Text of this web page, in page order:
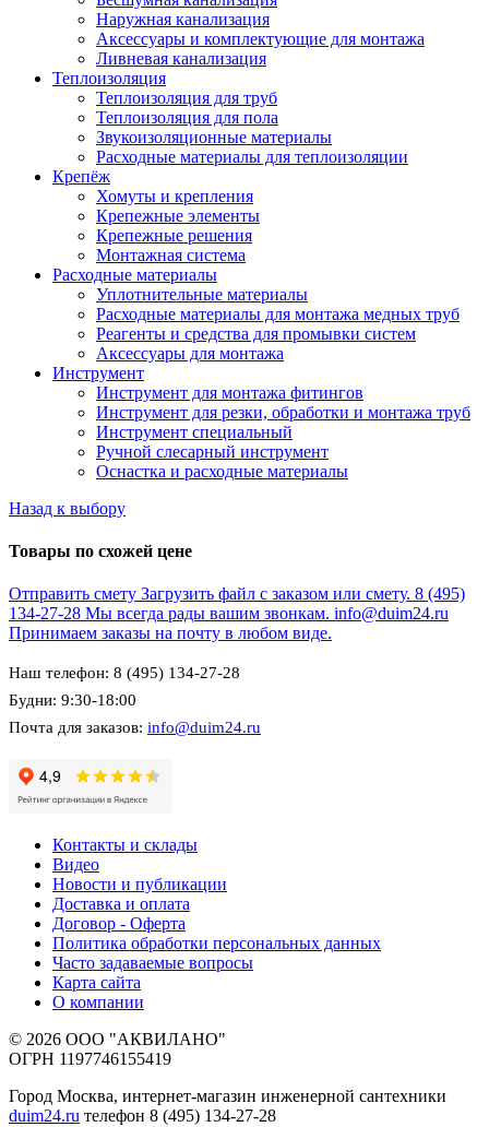
Наружная канализация
Аксессуары и комплектующие для монтажа
Ливневая канализация
Теплоизоляция
Теплоизоляция для труб
Теплоизоляция для пола
Звукоизоляционные материалы
Расходные материалы для теплоизоляции
Крепёж
Хомуты и крепления
Крепежные элементы
Крепежные решения
Монтажная система
Расходные материалы
Уплотнительные материалы
Расходные материалы для монтажа медных труб
Реагенты и средства для промывки систем
Аксессуары для монтажа
Инструмент
Инструмент для монтажа фитингов
Инструмент для резки, обработки и монтажа труб
Инструмент специальный
Ручной слесарный инструмент
Оснастка и расходные материалы
Назад к выбору
Товары по схожей цене
Отправить смету Загрузить файл с заказом или смету. 8 (495)
134-27-28 Мы всегда рады вашим звонкам. info@duim24.ru
Принимаем заказы на почту в любом виде.
Наш телефон: 8 (495) 134-27-28
Будни: 9:30-18:00
Почта для заказов: info@duim24.ru
Контакты и склады
Видео
Новости и публикации
Доставка и оплата
Договор - Оферта
Политика обработки персональных данных
Часто задаваемые вопросы
Карта сайта
О компании
© 2026 ООО "АКВИЛАНО"
ОГРН 1197746155419
Город Москва, интернет-магазин инженерной сантехники
duim24.ru телефон 8 (495) 134-27-28